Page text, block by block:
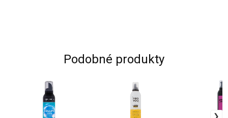
Podobné produkty